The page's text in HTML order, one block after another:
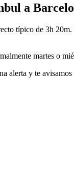
a
típico de 3h 20m.
martes o
alerta y te